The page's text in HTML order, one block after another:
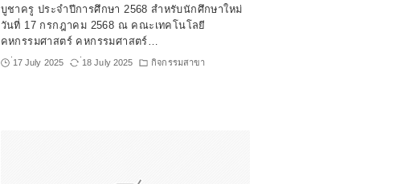
บูชาครู ประจำปีการศึกษา 2568 สำหรับนักศึกษาใหม่
วันที่ 17 กรกฎาคม 2568 ณ คณะเทคโนโลยี
คหกรรมศาสตร์ คหกรรมศาสตร์…
่17 July 2025 ่18 July 2025 กิจกรรมสาขา